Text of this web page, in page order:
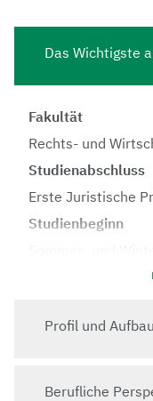
Das Wichtigste
Fakultät
Rechts- und
Studienabschluss
Erste Juristische
Studienbeginn
Vorlesungssprache
Zulassung
Profil und
Berufliche